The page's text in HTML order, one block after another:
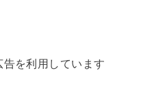
を利用しています